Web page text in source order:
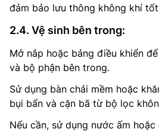
đảm bảo lưu thông không khí
2.4. Vệ sinh bên trong:
Mở nắp hoặc bảng điều khiển
và bộ phận bên trong.
Sử dụng bàn chải mềm hoặc
bụi bẩn và cặn bã từ bộ lọc
Nếu cần, sử dụng nước ấm